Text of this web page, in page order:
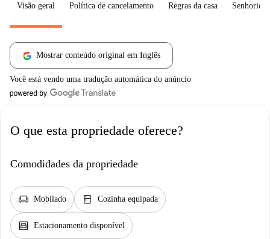
Visão geral Política de cancelamento Regras da casa Senhorio
Mostrar conteúdo original em Inglês
Você está vendo uma tradução automática do anúncio
O que esta propriedade oferece?
Comodidades da propriedade
chair Mobilado kitchen Cozinha equipada
garage Estacionamento disponível